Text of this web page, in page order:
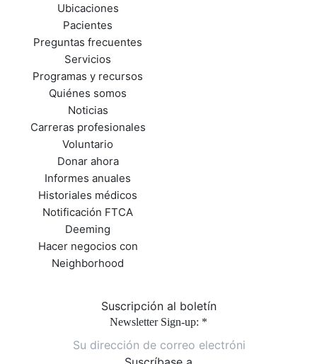
Ubicaciones
Pacientes
Preguntas frecuentes
Servicios
Programas y recursos
Quiénes somos
Noticias
Carreras profesionales
Voluntario
Donar ahora
Informes anuales
Historiales médicos
Notificación FTCA
Deeming
Hacer negocios con
Neighborhood
Suscripción al boletín
Newsletter Sign-up: *